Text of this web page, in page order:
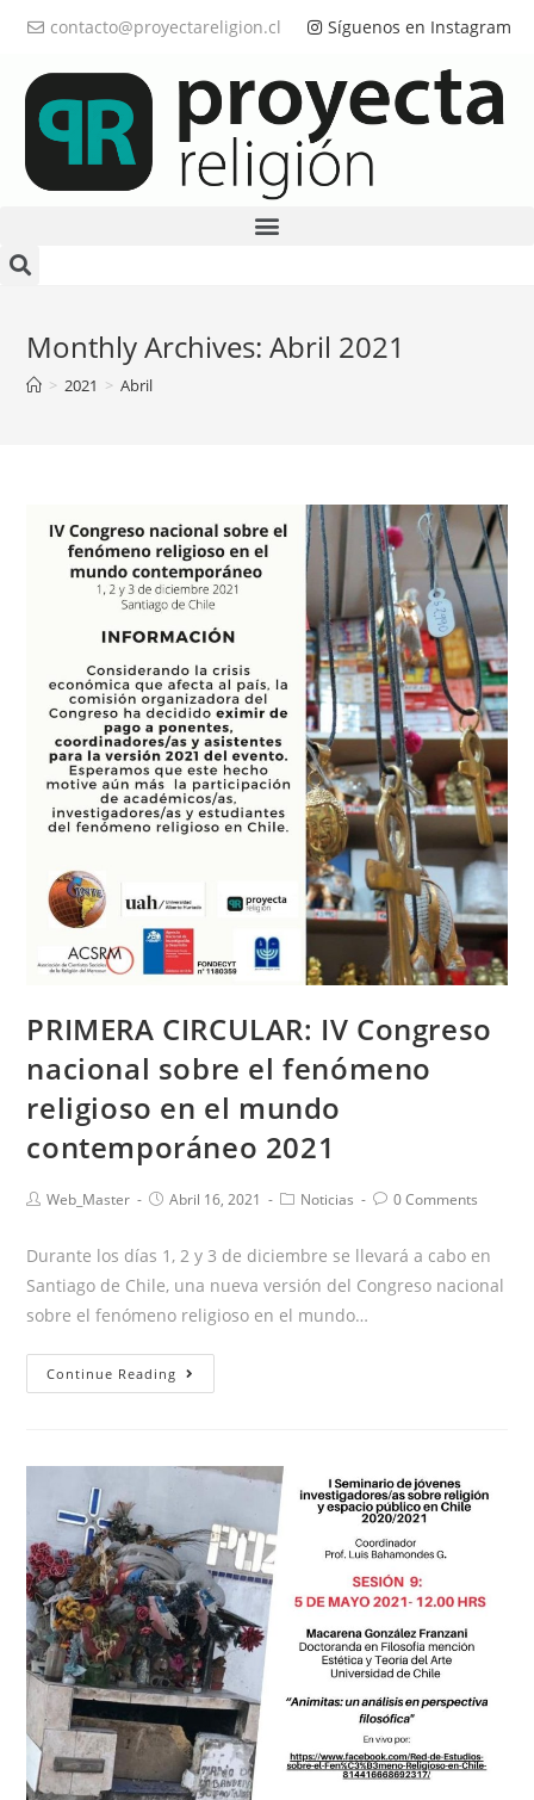
contacto@proyectareligion.cl Síguenos en Instagram
Monthly Archives: Abril 2021
> 2021 > Abril
PRIMERA CIRCULAR: IV Congreso
nacional sobre el fenómeno
religioso en el mundo
contemporáneo 2021
Web_Master Abril 16, 2021 Noticias 0 Comments
Durante los días 1, 2 y 3 de diciembre se llevará a cabo en
Santiago de Chile, una nueva versión del Congreso nacional
sobre el fenómeno religioso en el mundo…
Continue Reading